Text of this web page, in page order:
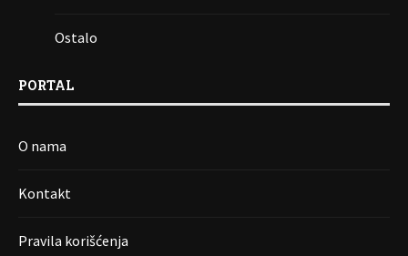
Ostalo
PORTAL
O nama
Kontakt
Pravila korišćenja